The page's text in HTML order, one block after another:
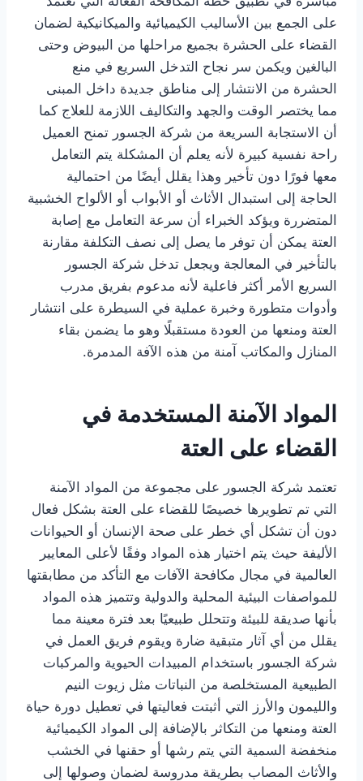
على الجمع بين الأساليب الكيميائية والميكانيكية لضمان
القضاء على الحشرة بجميع مراحلها من البيوض وحتى
البالغين ويكمن سر نجاح التدخل السريع في منع
الحشرة من الانتشار إلى مناطق جديدة داخل المبنى
مما يختصر الوقت والجهد والتكاليف اللازمة للعلاج كما
أن الاستجابة السريعة من شركة الجسور تمنح العميل
راحة نفسية كبيرة لأنه يعلم أن المشكلة يتم التعامل
معها فورًا دون تأخير وهذا يقلل أيضًا من احتمالية
الحاجة إلى استبدال الأثاث أو الأبواب أو الألواح الخشبية
المتضررة ويؤكد الخبراء أن سرعة التعامل مع إصابة
العتة يمكن أن توفر ما يصل إلى نصف التكلفة مقارنة
بالتأخير في المعالجة ويجعل تدخل شركة الجسور
السريع الأمر أكثر فاعلية لأنه مدعوم بفريق مدرب
وأدوات متطورة وخبرة عملية في السيطرة على انتشار
العتة ومنعها من العودة مستقبلًا وهو ما يضمن بقاء
المنازل والمكاتب آمنة من هذه الآفة المدمرة.
المواد الآمنة المستخدمة في
القضاء على العتة
تعتمد شركة الجسور على مجموعة من المواد الآمنة
التي تم تطويرها خصيصًا للقضاء على العتة بشكل فعال
دون أن تشكل أي خطر على صحة الإنسان أو الحيوانات
الأليفة حيث يتم اختيار هذه المواد وفقًا لأعلى المعايير
العالمية في مجال مكافحة الآفات مع التأكد من مطابقتها
للمواصفات البيئية المحلية والدولية وتتميز هذه المواد
بأنها صديقة للبيئة وتتحلل طبيعيًا بعد فترة معينة مما
يقلل من أي آثار متبقية ضارة ويقوم فريق العمل في
شركة الجسور باستخدام المبيدات الحيوية والمركبات
الطبيعية المستخلصة من النباتات مثل زيوت النيم
والليمون والأرز التي أثبتت فعاليتها في تعطيل دورة حياة
العتة ومنعها من التكاثر بالإضافة إلى المواد الكيميائية
منخفضة السمية التي يتم رشها أو حقنها في الخشب
والأثاث المصاب بطريقة مدروسة لضمان وصولها إلى